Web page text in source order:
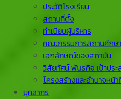
ประวัติโรงเรียน
สถานที่ตั้ง
ทำเนียบผู้บริหาร
คณะกรรมการสถานศึกษา
เอกลักษณ์ของสถาบัน
วิสัยทัศน์ พันธกิจ เป้าประ
โครงสร้างและอำนาจหน้า
บุคลากร